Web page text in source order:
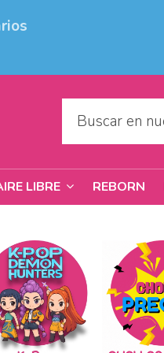
LIBRE REBORN